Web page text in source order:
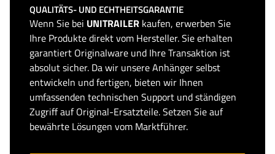
QUALITÄTS- UND ECHTHEITSGARANTIE
Wenn Sie bei UNITRAILER kaufen, erwerben Sie
Ihre Produkte direkt vom Hersteller. Sie erhalten
garantiert Originalware und Ihre Transaktion ist
absolut sicher. Da wir unsere Anhänger selbst
entwickeln und fertigen, bieten wir Ihnen
umfassenden technischen Support und ständigen
Zugriff auf Original-Ersatzteile. Setzen Sie auf
bewährte Lösungen vom Marktführer.